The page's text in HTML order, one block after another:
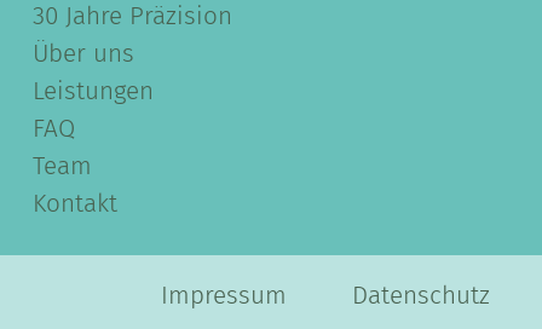
30 Jahre Präzision
Über uns
Leistungen
FAQ
Team
Kontakt
Impressum Datenschutz